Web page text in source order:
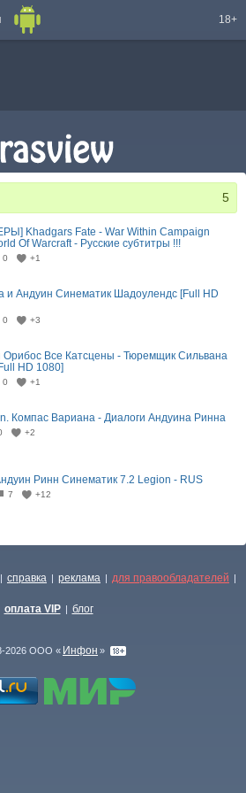
18+
5
Khadgars Fate - War Within Campaign
Of Warcraft - Русские субтитры !!!
0 +1
и Андуин Синематик Шадоулендс [Full HD
0 +3
Орибос Все Катсцены - Тюремщик Сильвана
HD 1080]
0 +1
Компас Вариана - Диалоги Андуина Ринна
+2
Ринн Синематик 7.2 Legion - RUS
7 +12
| справка | реклама | для правообладателей |
оплата VIP | блог
2026 ООО « Инфон »